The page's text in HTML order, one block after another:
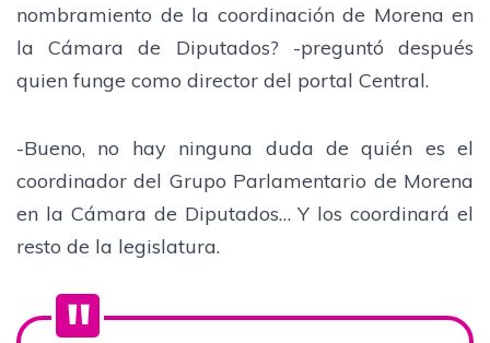
nombramiento de la coordinación de Morena en
la Cámara de Diputados? -preguntó después
quien funge como director del portal Central.
-Bueno, no hay ninguna duda de quién es el
coordinador del Grupo Parlamentario de Morena
en la Cámara de Diputados… Y los coordinará el
resto de la legislatura.